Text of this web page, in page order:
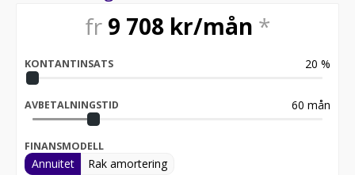
fr 9 708 kr/mån *
KONTANTINSATS 20 %
AVBETALNINGSTID 60 mån
FINANSMODELL
Annuitet Rak amortering